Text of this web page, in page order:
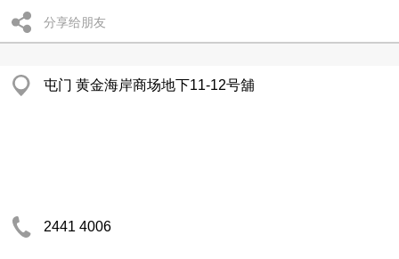
分享给朋友
屯门 黄金海岸商场地下11-12号舖
2441 4006